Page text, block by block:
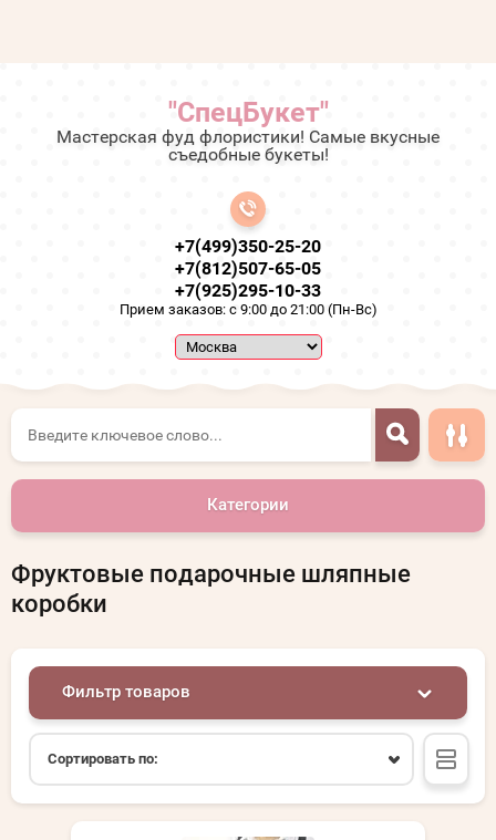
"СпецБукет"
Мастерская фуд флористики! Самые вкусные
съедобные букеты!
+7(499)350-25-20
+7(812)507-65-05
+7(925)295-10-33
Прием заказов: с 9:00 до 21:00 (Пн-Вс)
Категории
Фруктовые подарочные шляпные
коробки
Фильтр товаров
Сортировать по: